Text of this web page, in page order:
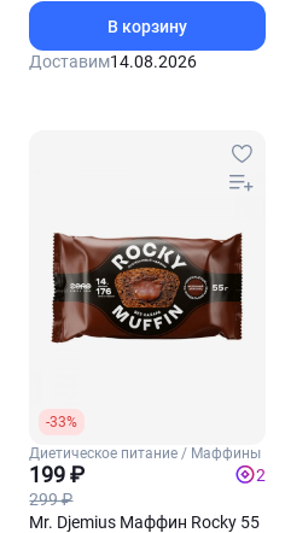
В корзину
Доставим14.08.2026
-33%
Диетическое питание / Маффины
199 ₽
299 ₽
2
Mr. Djemius Маффин Rocky 55